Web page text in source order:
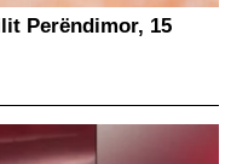
Perëndimor, 15